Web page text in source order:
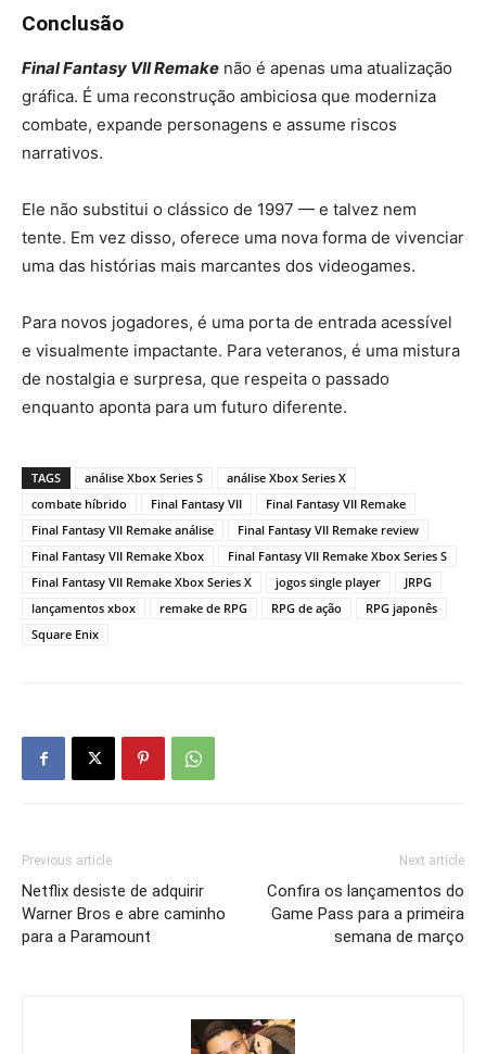
Conclusão
Final Fantasy VII Remake não é apenas uma atualização
gráfica. É uma reconstrução ambiciosa que moderniza
combate, expande personagens e assume riscos
narrativos.
Ele não substitui o clássico de 1997 — e talvez nem
tente. Em vez disso, oferece uma nova forma de vivenciar
uma das histórias mais marcantes dos videogames.
Para novos jogadores, é uma porta de entrada acessível
e visualmente impactante. Para veteranos, é uma mistura
de nostalgia e surpresa, que respeita o passado
enquanto aponta para um futuro diferente.
TAGS análise Xbox Series S
análise Xbox Series X
combate híbrido
Final Fantasy VII
Final Fantasy VII Remake
Final Fantasy VII Remake análise
Final Fantasy VII Remake review
Final Fantasy VII Remake Xbox
Final Fantasy VII Remake Xbox Series S
Final Fantasy VII Remake Xbox Series X
jogos single player
JRPG
lançamentos xbox
remake de RPG RPG de ação
RPG japonês
Square Enix
Previous article
Netflix desiste de adquirir
Warner Bros e abre caminho
para a Paramount
Next article
Confira os lançamentos do
Game Pass para a primeira
semana de março